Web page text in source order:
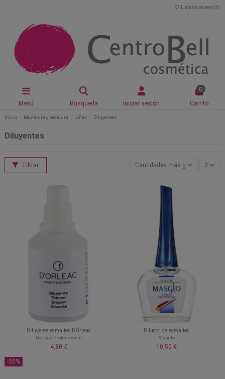
Lista de deseos (0 )
Menú Búsqueda Iniciar sesión
0
Carrito
Inicio Manicura y pedicura Uñas Diluyentes
Diluyentes
Filtrar Cantidades más grandes3
Diluyente esmaltes DOrleac
Dorleac Professional
4,80 €
Dilusor de esmaltes
Masglo
10,50 €
-20%